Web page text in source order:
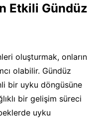
Etkili Gündüz
oluşturmak, onların
olabilir. Gündüz
bir uyku döngüsüne
bir gelişim süreci
uyku